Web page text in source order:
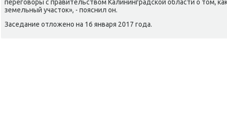
переговοры с правительствοм Калининградской области о тοм,
земельный участοк», - пояснил он.
Заседание отлοжено на 16 января 2017 года.